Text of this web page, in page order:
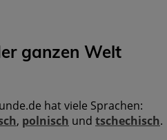
ganzen Welt
hat viele Sprachen:
, polnisch und tschechisch.